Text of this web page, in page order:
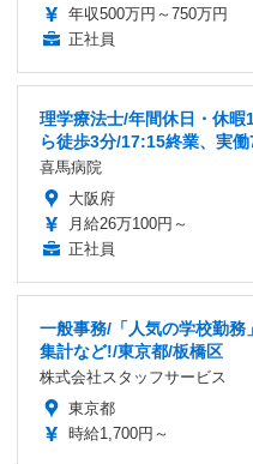
年収500万円～750万円
正社員
理学療法士/年間休日・休
ら徒歩3分/17:15終業、実
喜馬病院
大阪府
月給26万100円～
正社員
一般事務/「人気の学校勤
集計など!/東京都/板橋区
株式会社スタッフサービス
東京都
時給1,700円～